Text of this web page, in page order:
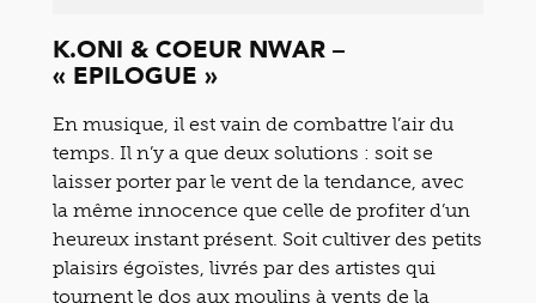
K.ONI & COEUR NWAR –
« EPILOGUE »
En musique, il est vain de combattre l’air du
temps. Il n’y a que deux solutions : soit se
laisser porter par le vent de la tendance, avec
la même innocence que celle de profiter d’un
heureux instant présent. Soit cultiver des petits
plaisirs égoïstes, livrés par des artistes qui
tournent le dos aux moulins à vents de la